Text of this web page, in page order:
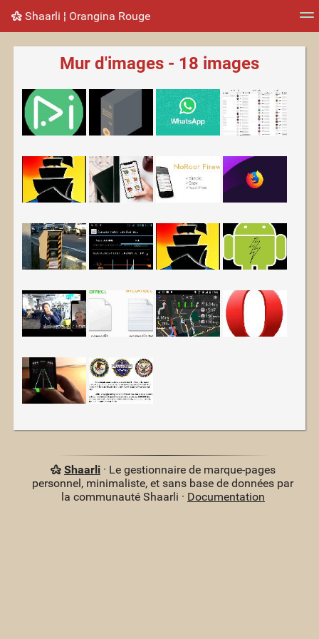
Shaarli ¦ Orangina Rouge
Nuage de tags Mur d'images Quotidien Flux
Mur d'images - 18 images
Shaarli· Le gestionnaire de marque-pages
personnel, minimaliste, et sans base de données par
la communauté Shaarli · Documentation